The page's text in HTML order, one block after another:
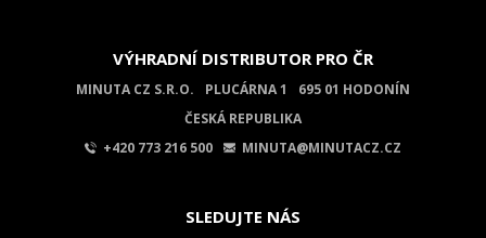
VÝHRADNÍ DISTRIBUTOR PRO ČR
MINUTA CZ S.R.O. PLUCÁRNA 1
695 01 HODONÍN
ČESKÁ REPUBLIKA
+420 773 216 500
MINUTA@MINUTACZ.CZ
SLEDUJTE NÁS